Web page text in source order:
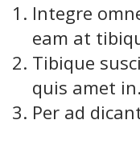
Integre
eam at
Tibique
quis amet in.
Per ad